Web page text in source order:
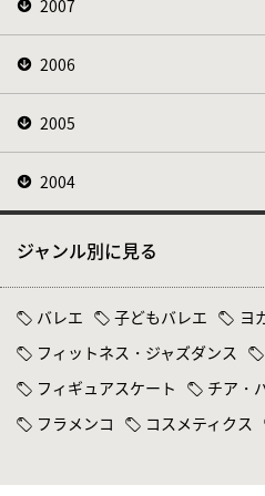
2007
2006
2005
2004
ジャンル別に見る
バレエ 子どもバレエ
ヨ
フィットネス・ジャズダンス
フィギュアスケート
チア・
フラメンコ
コスメティクス